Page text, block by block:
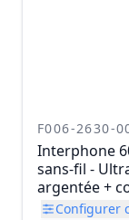
F006-2630-
Interphone
sans-fil -
argentée +
Configurer